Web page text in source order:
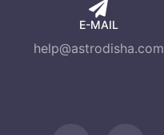
E-MAIL
help@astrodisha.com